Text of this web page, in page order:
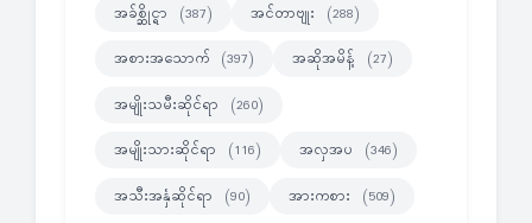
အခ်စ္ဆိုင္ရာ (387) အင်တာဗျုး (288)
အစားအသောက် (397) အဆိုအမိန့် (27)
အမျိုးသမီးဆိုင်ရာ (260)
အမျိုးသားဆိုင်ရာ (116) အလှအပ (346)
အသီးအနှံဆိုင်ရာ (90) အားကစား (509)